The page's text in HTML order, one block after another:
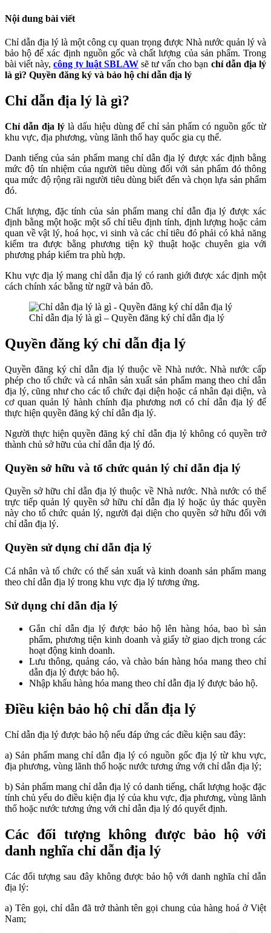
Nội dung bài viết
Chỉ dẫn địa lý là một công cụ quan trọng được Nhà nước quản lý và
bảo hộ để xác định nguồn gốc và chất lượng của sản phẩm. Trong
bài viết này,công ty luật SBLAWsẽ tư vấn cho bạn chỉ dẫn địa lý
là gì? Quyền đăng ký và bảo hộ chỉ dẫn địa lý
Chỉ dẫn địa lý là gì?
Chỉ dẫn địa lýlà dấu hiệu dùng để chỉ sản phẩm có nguồn gốc từ
khu vực, địa phương, vùng lãnh thổ hay quốc gia cụ thể.
Danh tiếng của sản phẩm mang chỉ dẫn địa lý được xác định bằng
mức độ tín nhiệm của người tiêu dùng đối với sản phẩm đó thông
qua mức độ rộng rãi người tiêu dùng biết đến và chọn lựa sản phẩm
đó.
Chất lượng, đặc tính của sản phẩm mang chỉ dẫn địa lý được xác
định bằng một hoặc một số chỉ tiêu định tính, định lượng hoặc cảm
quan về vật lý, hoá học, vi sinh và các chỉ tiêu đó phải có khả năng
kiểm tra được bằng phương tiện kỹ thuật hoặc chuyên gia với
phương pháp kiểm tra phù hợp.
Khu vực địa lý mang chỉ dẫn địa lý có ranh giới được xác định một
cách chính xác bằng từ ngữ và bản đồ.
Chỉ dẫn địa lý là gì – Quyền đăng ký chỉ dẫn địa lý
Quyền đăng ký chỉ dẫn địa lý
Quyền đăng ký chỉ dẫn địa lý thuộc về Nhà nước. Nhà nước cấp
phép cho tổ chức và cá nhân sản xuất sản phẩm mang theo chỉ dẫn
địa lý, cũng như cho các tổ chức đại diện hoặc cá nhân đại diện, và
cơ quan quản lý hành chính địa phương nơi có chỉ dẫn địa lý để
thực hiện quyền đăng ký chỉ dẫn địa lý.
Người thực hiện quyền đăng ký chỉ dẫn địa lý không có quyền trở
thành chủ sở hữu của chỉ dẫn địa lý đó.
Quyền sở hữu và tổ chức quản lý chỉ dẫn địa lý
Quyền sở hữu chỉ dẫn địa lý thuộc về Nhà nước. Nhà nước có thể
trực tiếp quản lý quyền sở hữu chỉ dẫn địa lý hoặc ủy thác quyền
này cho tổ chức quản lý, người đại diện cho quyền sở hữu đối với
chỉ dẫn địa lý.
Quyền sử dụng chỉ dẫn địa lý
Cá nhân và tổ chức có thể sản xuất và kinh doanh sản phẩm mang
theo chỉ dẫn địa lý trong khu vực địa lý tương ứng.
Sử dụng chỉ dẫn địa lý
Gắn chỉ dẫn địa lý được bảo hộ lên hàng hóa, bao bì sản
phẩm, phương tiện kinh doanh và giấy tờ giao dịch trong các
hoạt động kinh doanh.
Lưu thông, quảng cáo, và chào bán hàng hóa mang theo chỉ
dẫn địa lý được bảo hộ.
Nhập khẩu hàng hóa mang theo chỉ dẫn địa lý được bảo hộ.
Điều kiện bảo hộ chỉ dẫn địa lý
Chỉ dẫn địa lý được bảo hộ nếu đáp ứng các điều kiện sau đây:
a) Sản phẩm mang chỉ dẫn địa lý có nguồn gốc địa lý từ khu vực,
địa phương, vùng lãnh thổ hoặc nước tương ứng với chỉ dẫn địa lý;
b) Sản phẩm mang chỉ dẫn địa lý có danh tiếng, chất lượng hoặc đặc
tính chủ yếu do điều kiện địa lý của khu vực, địa phương, vùng lãnh
thổ hoặc nước tương ứng với chỉ dẫn địa lý đó quyết định.
Các đối tượng không được bảo hộ với
danh nghĩa chỉ dẫn địa lý
Các đối tượng sau đây không được bảo hộ với danh nghĩa chỉ dẫn
địa lý:
a) Tên gọi, chỉ dẫn đã trở thành tên gọi chung của hàng hoá ở Việt
Nam;